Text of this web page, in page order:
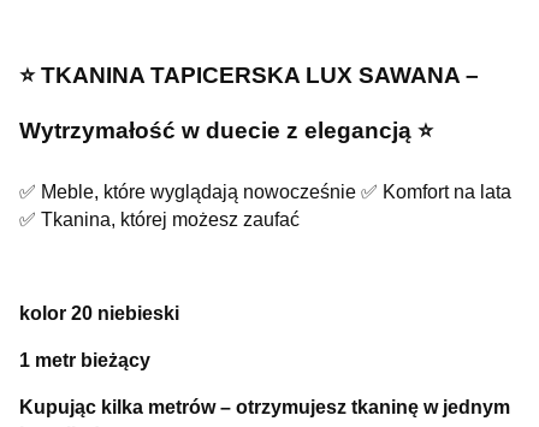
⭐️ TKANINA TAPICERSKA LUX SAWANA –
Wytrzymałość w duecie z elegancją ⭐️
✅ Meble, które wyglądają nowocześnie ✅ Komfort na lata
✅ Tkanina, której możesz zaufać
kolor 20 niebieski
1 metr bieżący
Kupując kilka metrów – otrzymujesz tkaninę w jednym